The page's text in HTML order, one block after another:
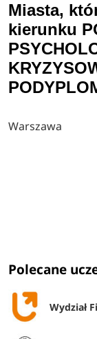
Miasta,
kierunku
Warszawa
Polecane
Wydział